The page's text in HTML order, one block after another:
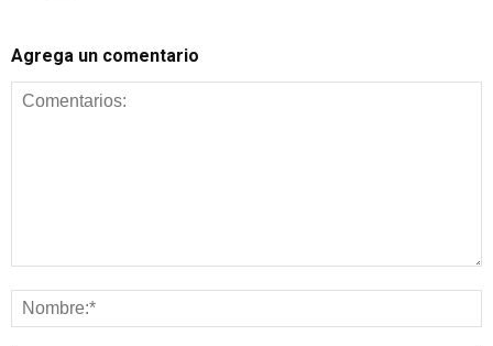
Agrega un comentario